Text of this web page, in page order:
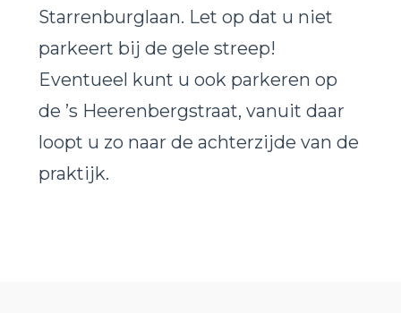
Starrenburglaan. Let op dat u niet
parkeert bij de gele streep!
Eventueel kunt u ook parkeren op
de ’s Heerenbergstraat, vanuit daar
loopt u zo naar de achterzijde van de
praktijk.